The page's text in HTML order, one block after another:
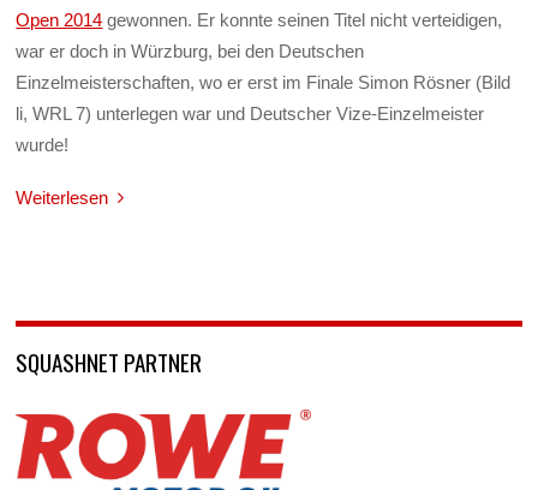
Open 2014 gewonnen. Er konnte seinen Titel nicht verteidigen,
war er doch in Würzburg, bei den Deutschen
Einzelmeisterschaften, wo er erst im Finale Simon Rösner (Bild
li, WRL 7) unterlegen war und Deutscher Vize-Einzelmeister
wurde!
Weiterlesen
SQUASHNET PARTNER